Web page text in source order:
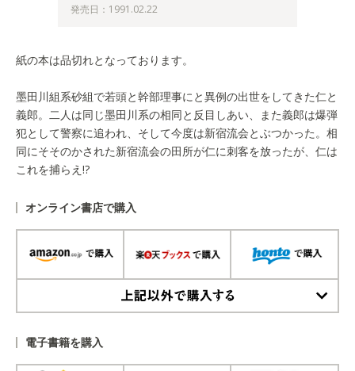
発売日：1991.02.22
紙の本は品切れとなっております。
墨田川組系砂組で若頭と幹部理事にと異例の出世をしてきた仁と
義郎。二人は同じ墨田川系の相同と反目しあい、また義郎は爆弾
犯として警察に追われ、そして今度は新宿流会とぶつかった。相
同にそそのかされた新宿流会の田所が仁に刺客を放ったが、仁は
これを捕らえ!?
オンライン書店で購入
電子書籍を購入